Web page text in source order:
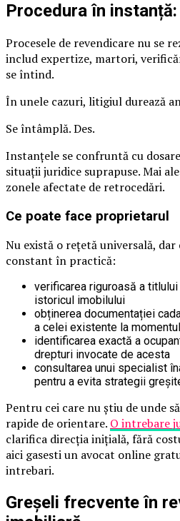
Procedura în
Procesele de revendicare nu se
includ expertize, martori,
se întind.
În unele cazuri, litigiul durează
Se întâmplă. Des.
Instanțele se confruntă cu
situații juridice suprapuse. Mai
zonele afectate de retrocedări.
Ce poate face proprietarul
Nu există o rețetă universală,
constant în practică:
verificarea riguroasă a
istoricul imobilului
obținerea documentației
a celei existente la
identificarea exactă a
drepturi invocate de acesta
consultarea unui specialist
pentru a evita strategii
Pentru cei care nu știu de unde
rapide de orientare. O intrebare
clarifica direcția inițială, fără
aici gasesti un avocat online
intrebari.
Greșeli frecvente în